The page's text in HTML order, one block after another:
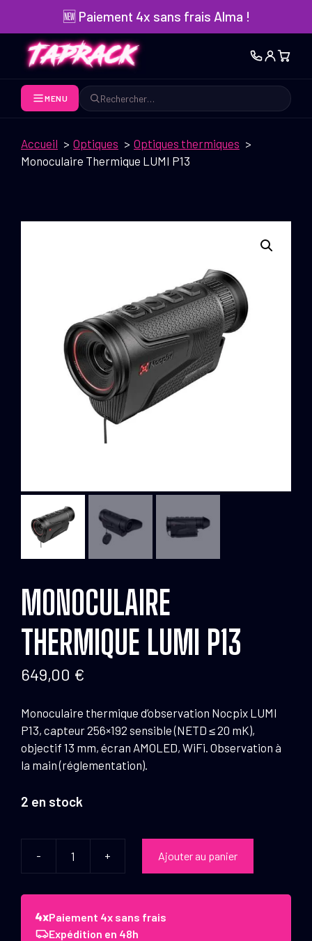
contenu
🆕 Paiement 4x sans frais Alma !
MENU
Rechercher
Accueil Optiques
Optiques thermiques
Monoculaire Thermique LUMI P13
MONOCULAIRE
THERMIQUE LUMI P13
649,00 €
Monoculaire thermique d’observation Nocpix LUMI
P13, capteur 256×192 sensible (NETD ≤ 20 mK),
objectif 13 mm, écran AMOLED, WiFi. Observation à
la main (réglementation).
2 en stock
-
quantité
Monoculaire
Thermique
LUMI
+ Ajouter au panier
Paiement 4x sans frais
Expédition en 48h